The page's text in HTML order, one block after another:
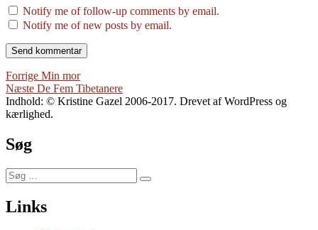
Notify me of follow-up comments by email.
Notify me of new posts by email.
Indlægsnavigation
Forrige Forrige
indlæg:
Min mor
Næste Næste
indlæg:
De Fem Tibetanere
Indhold: © Kristine Gazel 2006-2017. Drevet af WordPress og
kærlighed.
Søg
Søg
efter:
Søg
Links